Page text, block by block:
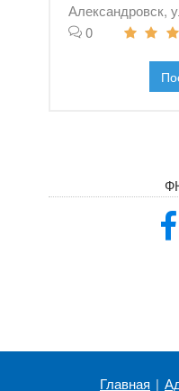
Александровск,
0
Главная |